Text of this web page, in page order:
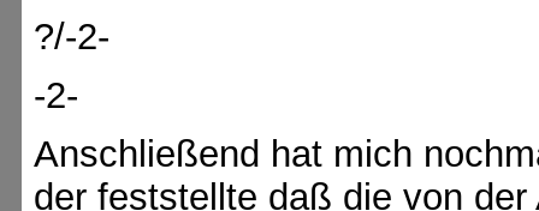
?/-2-
-2-
Anschließend hat mich
der feststellte daß die von